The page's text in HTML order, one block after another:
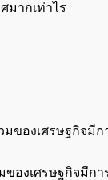
มากเท่าไร
มของเศรษฐกิจ
มของเศรษฐกิจ